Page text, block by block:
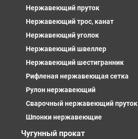
Нержавеющий пруток
Нержавеющий трос, канат
Нержавеющий уголок
Нержавеющий швеллер
Нержавеющий шестигранник
Рифленая нержавеющая сетка
Рулон нержавеющий
Сварочный нержавеющий пруток
Шпонки нержавеющие
Чугунный прокат